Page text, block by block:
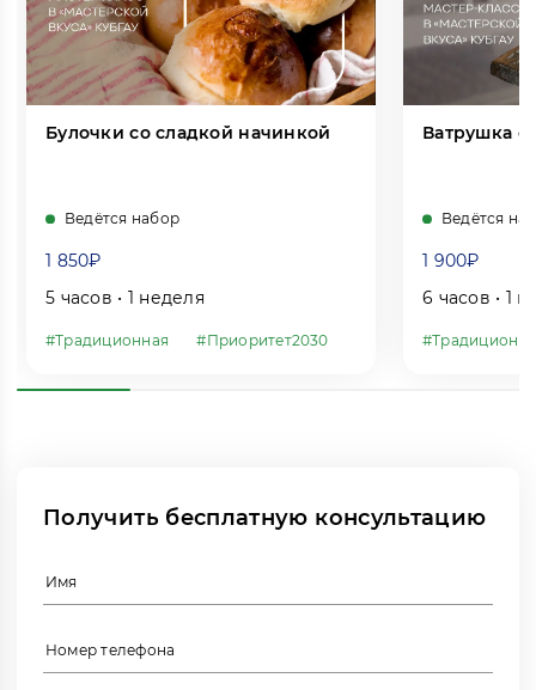
Булочки со сладкой начинкой
Ведётся набор
1 850₽
5 часов • 1 неделя
#Традиционная #Приоритет2030
Ватрушка с
Ведётся
1 900₽
6 часов • 1
Получить бесплатную консультацию